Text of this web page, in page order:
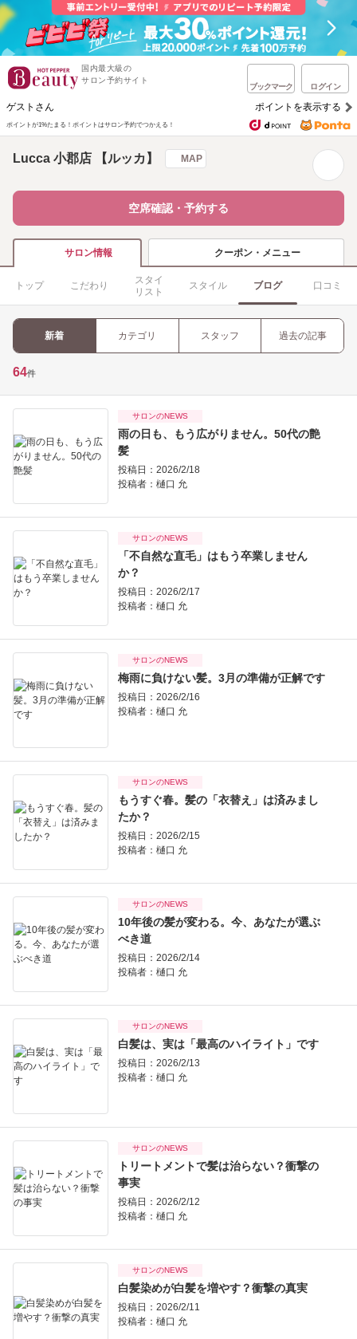
国内最大級の
サロン予約サイト
ブックマーク ログイン
ゲストさん ポイントを表示する
ポイントが1%たまる！ ポイントはサロン予約でつかえる！
Lucca 小郡店 【ルッカ】 MAP
空席確認・予約する
サロン情報 クーポン・メニュー
トップ こだわり
スタイ
リスト
スタイル ブログ 口コミ
新着 カテゴリ スタッフ 過去の記事
64件
サロンのNEWS
雨の日も、もう広がりません。50代の艶
髪
投稿日：2026/2/18
投稿者： 樋口 允
サロンのNEWS
「不自然な直毛」はもう卒業しません
か？
投稿日：2026/2/17
投稿者： 樋口 允
サロンのNEWS
梅雨に負けない髪。3月の準備が正解です
投稿日：2026/2/16
投稿者： 樋口 允
サロンのNEWS
もうすぐ春。髪の「衣替え」は済みまし
たか？
投稿日：2026/2/15
投稿者： 樋口 允
サロンのNEWS
10年後の髪が変わる。今、あなたが選ぶ
べき道
投稿日：2026/2/14
投稿者： 樋口 允
サロンのNEWS
白髪は、実は「最高のハイライト」です
投稿日：2026/2/13
投稿者： 樋口 允
サロンのNEWS
トリートメントで髪は治らない？衝撃の
事実
投稿日：2026/2/12
投稿者： 樋口 允
サロンのNEWS
白髪染めが白髪を増やす？衝撃の真実
投稿日：2026/2/11
投稿者： 樋口 允